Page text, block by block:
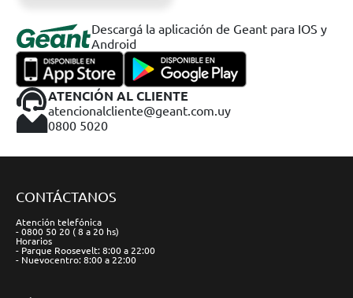
Descargá la aplicación de Geant para IOS y
Android
ATENCIÓN AL CLIENTE
atencionalcliente@geant.com.uy
0800 5020
CONTÁCTANOS
Atención telefónica
- 0800 50 20 ( 8 a 20 hs)
Horarios
- Parque Roosevelt: 8:00 a 22:00
- Nuevocentro: 8:00 a 22:00